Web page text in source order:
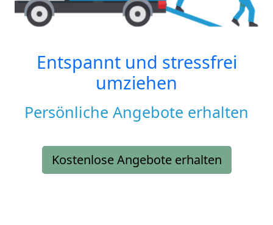
Entspannt und stressfrei
umziehen
Persönliche Angebote erhalten
Kostenlose Angebote erhalten